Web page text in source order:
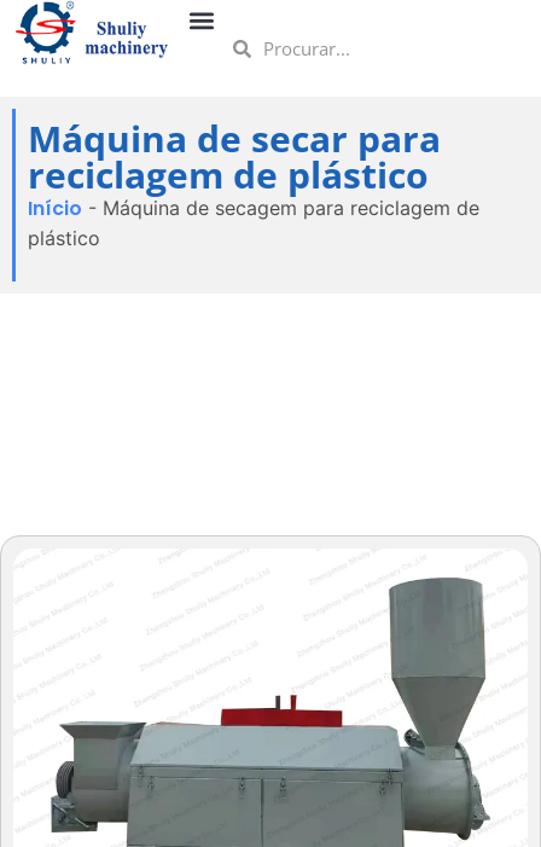
Máquina de secar para
reciclagem de plástico
Início - Máquina de secagem para reciclagem de
plástico